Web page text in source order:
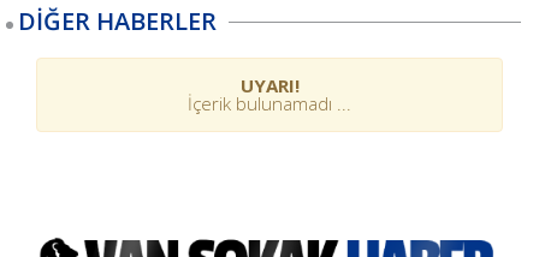
DİĞER HABERLER
UYARI!
İçerik bulunamadı ...